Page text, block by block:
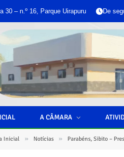
30 – n.º 16, Parque Uirapuru De
A CÂMARA
Inicial » Notícias » Parabéns, Sibito –